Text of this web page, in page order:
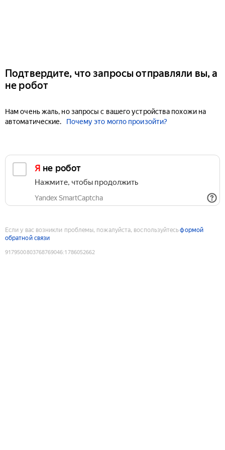
Подтвердите, что запросы отправляли вы, а
не робот
Нам очень жаль, но запросы с вашего устройства похожи на
автоматические.
Почему это могло произойти?
Я не робот
Нажмите, чтобы продолжить
Yandex SmartCaptcha
Если у вас возникли проблемы, пожалуйста, воспользуйтесьформой
обратной связи
9179500803768769046:1786052662